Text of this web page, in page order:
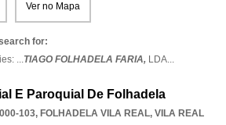
Ver no Mapa
for:
...TIAGO FOLHADELA FARIA, LDA...
E Paroquial De Folhadela
103, FOLHADELA VILA REAL, VILA REAL